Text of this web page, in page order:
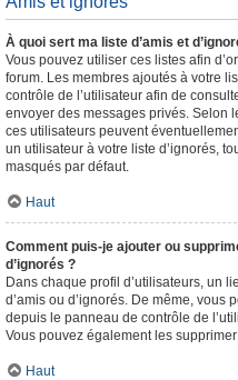
À quoi sert ma liste d’amis et
Vous pouvez utiliser ces listes afin
forum. Les membres ajoutés à votre
contrôle de l’utilisateur afin de
envoyer des messages privés. Selon
ces utilisateurs peuvent
un utilisateur à votre liste d’ignorés,
masqués par défaut.
Haut
Comment puis-je ajouter ou
d’ignorés ?
Dans chaque profil d’utilisateurs, un
d’amis ou d’ignorés. De même,
depuis le panneau de contrôle de
Vous pouvez également les
Haut